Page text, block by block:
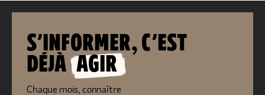
S’INFORMER, C’EST
DÉJÀ AGIR
Chaque mois, connaître